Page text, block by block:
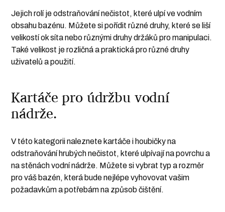
Jejich rolí je odstraňování nečistot, které ulpí ve vodním
obsahu bazénu. Můžete si pořídit různé druhy, které se liší
velikostí ok síta nebo různými druhy držáků pro manipulaci.
Také velikost je rozličná a praktická pro různé druhy
uživatelů a použití.
Kartáče pro údržbu vodní
nádrže.
V této kategorii naleznete kartáče i houbičky na
odstraňování hrubých nečistot, které ulpívají na povrchu a
na stěnách vodní nádrže. Můžete si vybrat typ a rozměr
pro váš bazén, která bude nejlépe vyhovovat vašim
požadavkům a potřebám na způsob čištění.